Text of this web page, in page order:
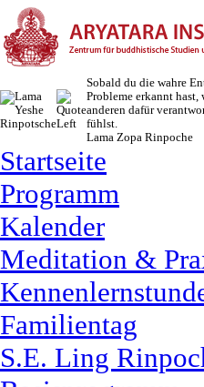
Sobald du die wahre
Probleme erkannt
anderen dafür
fühlst.
Lama Zopa Rinpoche
Startseite
Programm
Kalender
Meditation &
Familientag
S.E. Ling